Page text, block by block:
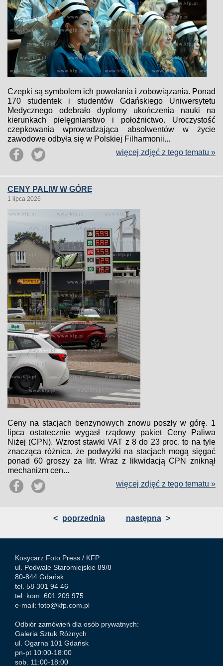
Czepki są symbolem ich powołania i zobowiązania. Ponad
170 studentek i studentów Gdańskiego Uniwersytetu
Medycznego odebrało dyplomy ukończenia nauki na
kierunkach pielęgniarstwo i położnictwo. Uroczystość
czepkowania wprowadzająca absolwentów w życie
zawodowe odbyła się w Polskiej Filharmonii...
więcej zdjęć z tego tematu »
CENY PALIW W GÓRĘ
1 lipca 2026
Ceny na stacjach benzynowych znowu poszły w górę. 1
lipca ostatecznie wygasł rządowy pakiet Ceny Paliwa
Niżej (CPN). Wzrost stawki VAT z 8 do 23 proc. to na tyle
znacząca różnica, że podwyżki na stacjach mogą sięgać
ponad 60 groszy za litr. Wraz z likwidacją CPN zniknął
mechanizm cen...
więcej zdjęć z tego tematu »
< poprzednia następna >
Kosycarz Foto Press / KFP
ul. Podwale Staromiejskie 89/8
80-844 Gdańsk
tel. 58 301 94 46
tel. kom. 601 209 975
e-mail: foto@kfp.com.pl
Odbiór zamówień dla osób prywatnych:
Galeria Sztuk Różnych
ul. Ogarna 101 Gdańsk
pn-pt 10:00-18:00
sob. 11:00-18:00